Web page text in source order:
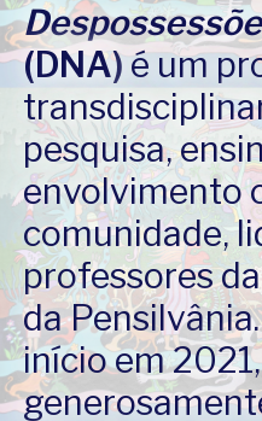
(DNA)é um
pesquisa,
envolvimento
comunidade,
professores
da
início em 2021,